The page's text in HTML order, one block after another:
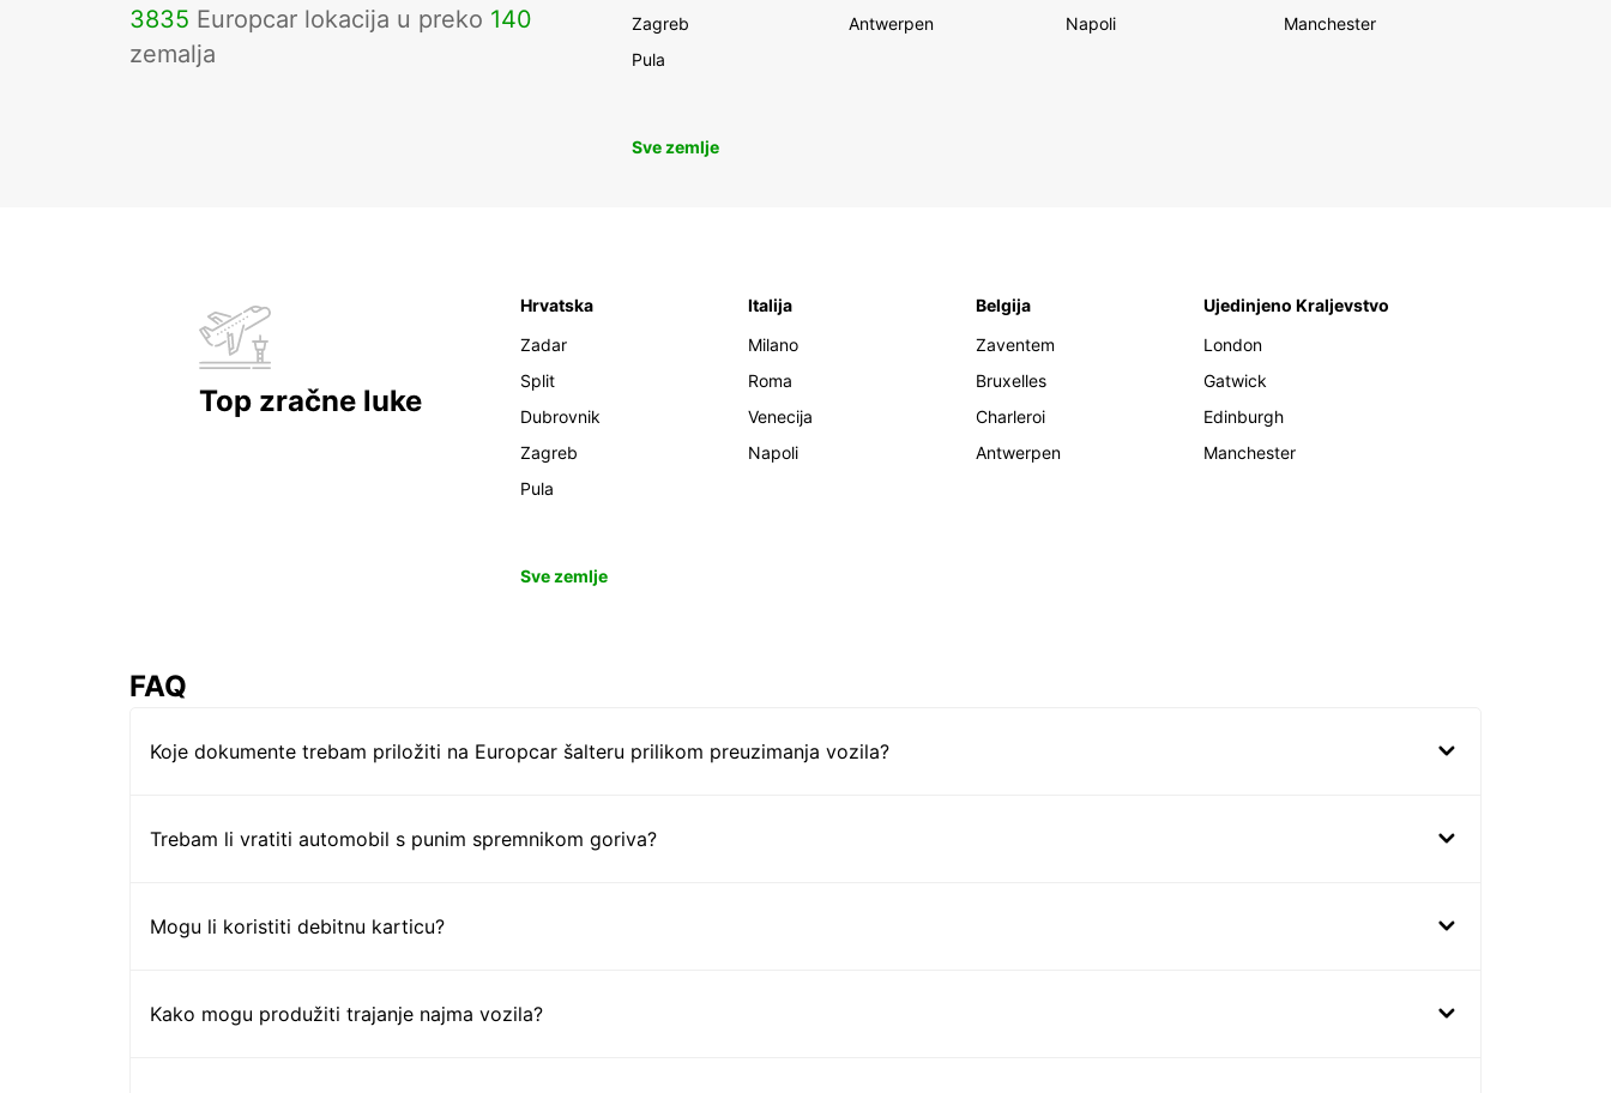
3835 Europcar lokacija u preko 140
zemalja
Zagreb
Pula
Antwerpen
Napoli
Manchester
Sve zemlje
Top zračne luke
Hrvatska
Zadar
Split
Dubrovnik
Zagreb
Pula
Italija
Milano
Roma
Venecija
Napoli
Belgija
Zaventem
Bruxelles
Charleroi
Antwerpen
Ujedinjeno Kraljevstvo
London
Gatwick
Edinburgh
Manchester
Sve zemlje
FAQ
Koje dokumente trebam priložiti na Europcar šalteru prilikom preuzimanja vozila?
Trebam li vratiti automobil s punim spremnikom goriva?
Mogu li koristiti debitnu karticu?
Kako mogu produžiti trajanje najma vozila?